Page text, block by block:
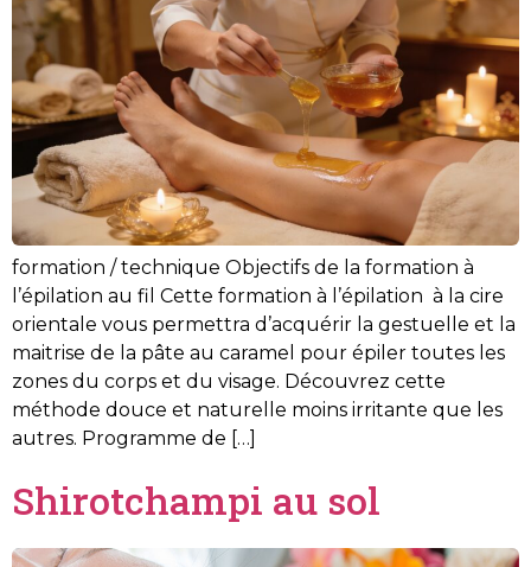
formation / technique Objectifs de la formation à
l’épilation au fil Cette formation à l’épilation à la cire
orientale vous permettra d’acquérir la gestuelle et la
maitrise de la pâte au caramel pour épiler toutes les
zones du corps et du visage. Découvrez cette
méthode douce et naturelle moins irritante que les
autres. Programme de […]
Shirotchampi au sol